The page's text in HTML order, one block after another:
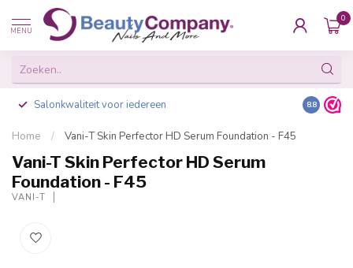
MENU
0
Salonkwaliteit voor iedereen Gratis
8.8
Home / Vani-T Skin Perfector HD Serum Foundation - F45
Vani-T Skin Perfector HD Serum
Foundation - F45
VANI-T